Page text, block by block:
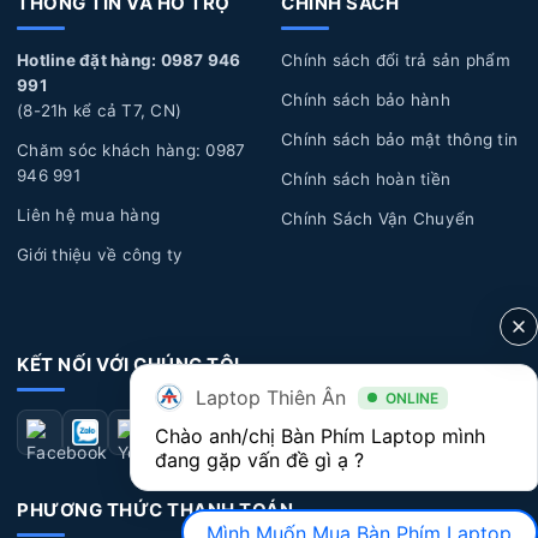
gian, dẫn đến việc gõ không nhận diện được hoặc bị
hỏng hóc do sử dụng nhiều.
Lỗi tác động vật lý:
Trong quá trình sử dụng bạn có
thể gặp một vài sự cố không mong muốn, như rơi rớt,
bong tróc, ẩm ướt, đổ nước, cà phê hoặc chất lỏng khác
chảy vào bàn phím, gây hỏng và không hoạt động đúng
cách.
thể xuất hiện sau một thời gian sử dụng dài, dẫn đến các
vấn đề về bàn phím như: chạm phím, liệt phím, bong
tróc nút phím.
Dấu hiệu nhận biết Bàn Phím Laptop Dell bị
hư hỏng
Bàn phím không hoạt động:Một số phím không
Hotline đặt hàng: 0987 946
991
(8-21h kể cả T7, CN)
Chăm sóc khách hàng: 0987
946 991
Liên hệ mua hàng
Giới thiệu về công ty
Chính sách đổi trả sản phẩm
Chính sách bảo hành
Chính sách bảo mật thông tin
Chính sách hoàn tiền
Chính Sách Vận Chuyển
KẾT NỐI VỚI CHÚNG TÔI
PHƯƠNG THỨC THANH TOÁN
Laptop Thiên Ân ONLINE
Chào anh/chị Bàn Phím Laptop mình
đang gặp vấn đề gì ạ ?
Mình Muốn Mua Bàn Phím Laptop